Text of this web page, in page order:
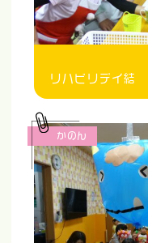
リハビリデイ結
かのん